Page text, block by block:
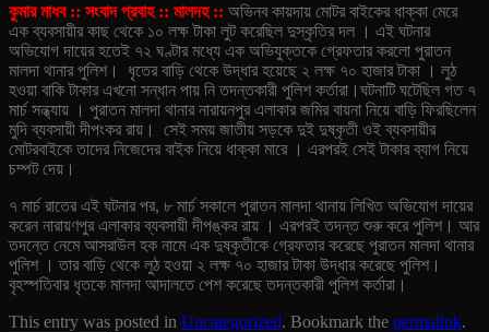
কুমার মাধব :: সংবাদ প্রবাহ :: মালদহ :: অভিনব কায়দায় মোটর বাইকের ধাক্কা মেরে
এক ব্যবসায়ীর কাছ থেকে ১০ লক্ষ টাকা লুট করেছিল দুস্কৃতির দল । এই ঘটনার
অভিযোগ দায়ের হতেই ৭২ ঘণ্টার মধ্যে এক অভিযুক্তকে গ্রেফতার করলো পুরাতন
মালদা থানার পুলিশ। ধৃতের বাড়ি থেকে উদ্ধার হয়েছে ২ লক্ষ ৭০ হাজার টাকা । লুঠ
হওয়া বাকি টাকার এখনো সন্ধান পায় নি তদন্তকারী পুলিশ কর্তারা। ঘটনাটি ঘটেছিল গত ৭
মার্চ সন্ধ্যায় । পুরাতন মালদা থানার নারায়নপুর এলাকার জমির বায়না নিয়ে বাড়ি ফিরছিলেন
মুদি ব্যবসায়ী দীপংকর রায়। সেই সময় জাতীয় সড়কে দুই দুষ্কৃতী ওই ব্যবসায়ীর
মোটরবাইকে তাদের নিজেদের বাইক নিয়ে ধাক্কা মারে । এরপরই সেই টাকার ব্যাগ নিয়ে
চম্পট দেয়।
৭ মার্চ রাতের এই ঘটনার পর, ৮ মার্চ সকালে পুরাতন মালদা থানায় লিখিত অভিযোগ দায়ের
করেন নারায়ণপুর এলাকার ব্যবসায়ী দীপঙ্কর রায় । এরপরই তদন্ত শুরু করে পুলিশ। আর
তদন্তে নেমে আসরাউল হক নামে এক দুষ্কৃতীকে গ্রেফতার করেছে পুরাতন মালদা থানার
পুলিশ । তার বাড়ি থেকে লুঠ হওয়া ২ লক্ষ ৭০ হাজার টাকা উদ্ধার করেছে পুলিশ।
বৃহস্পতিবার ধৃতকে মালদা আদালতে পেশ করেছে তদন্তকারী পুলিশ কর্তারা।
This entry was posted in Uncategorized. Bookmark the permalink.